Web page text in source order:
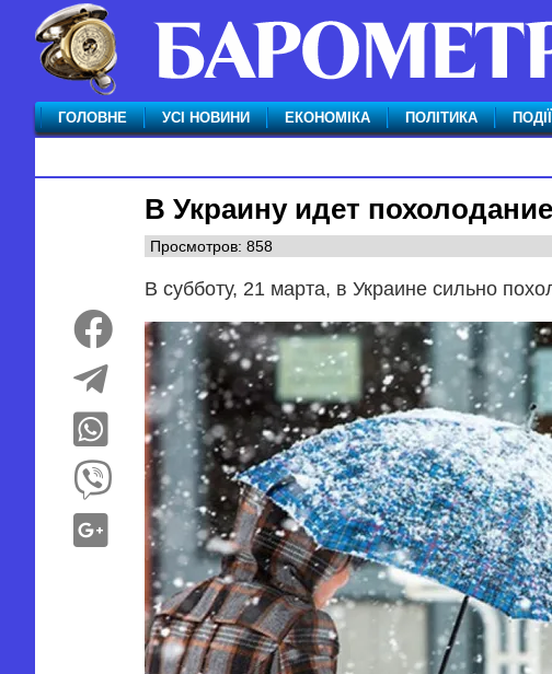
ГОЛОВНЕ УСІ НОВИНИ ЕКОНОМІКА ПОЛІТИКА ПОДІЇ
В Украину идет
Просмотров: 858
В субботу, 21 марта, в Украине сильно